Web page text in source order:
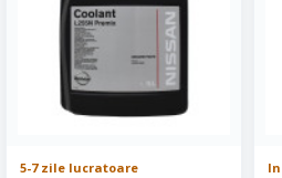
5-7 zile lucratoare